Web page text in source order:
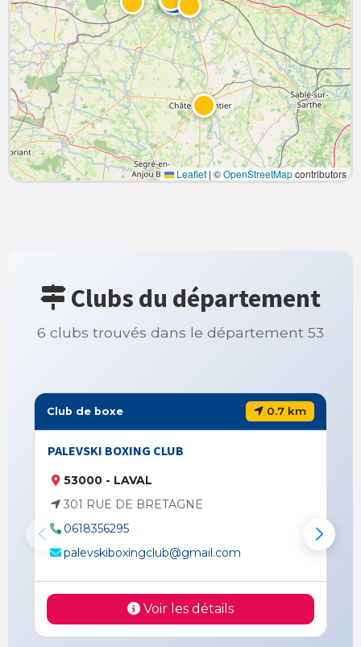
Leaflet | ©OpenStreetMapcontributors
Clubs du département
6 clubs trouvés dans le département 53
Club de boxe 0.7 km
PALEVSKI BOXING CLUB
53000 - LAVAL
301 RUE DE BRETAGNE
0618356295
palevskiboxingclub@gmail.com
Voir les détails